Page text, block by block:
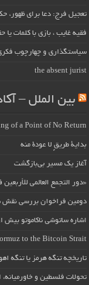
تعجیل فرج: دعا برای ظهور،
فقیه غایب ، بازی با کلمات
سیاستگذاری و چهارچوب
the absent jurist
بین الملل –
of a Point of No Return
بداية طريقٍ لا عودة منه
آغاز یک مسیر بی‌بازگشت
«دور التجمع العالمي للأربعين
دومین فراخوان بررسی نقش
اشاره ساتوشی ناکاموتو
to the Bitcoin Strait
تاریخچه تنگه هرمز یا تنگه
تحولات فلسطین و